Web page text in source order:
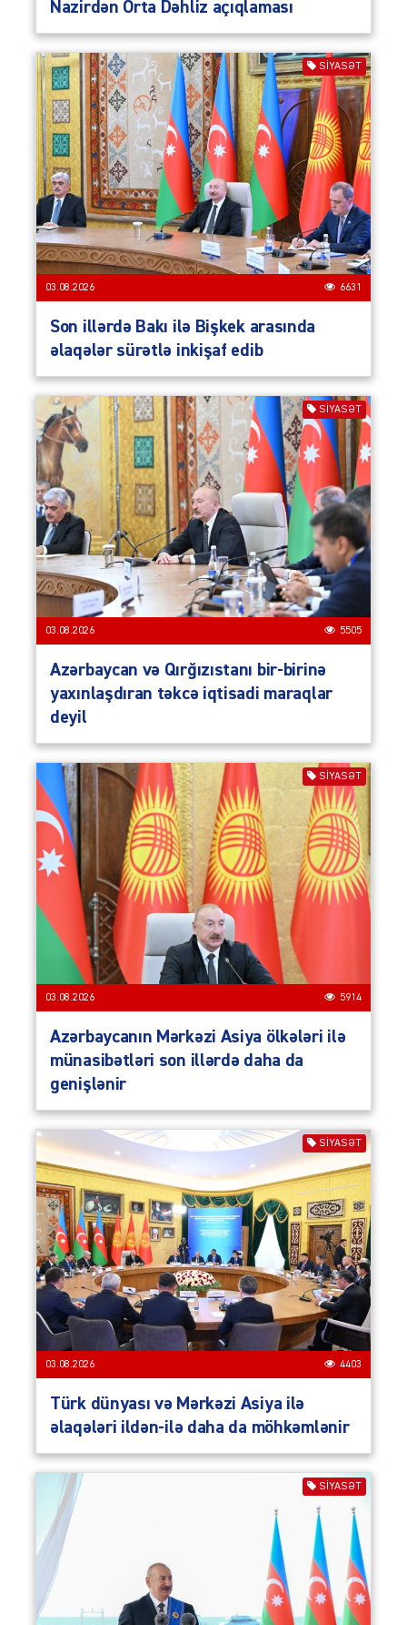
Nazirdən Orta Dəhliz açıqlaması
SIYASƏT
03.08.2026 6631
Son illərdə Bakı ilə Bişkek arasında
əlaqələr sürətlə inkişaf edib
SIYASƏT
03.08.2026 5505
Azərbaycan və Qırğızıstanı bir-birinə
yaxınlaşdıran təkcə iqtisadi maraqlar
deyil
SIYASƏT
03.08.2026 5914
Azərbaycanın Mərkəzi Asiya ölkələri ilə
münasibətləri son illərdə daha da
genişlənir
SIYASƏT
03.08.2026 4403
Türk dünyası və Mərkəzi Asiya ilə
əlaqələri ildən-ilə daha da möhkəmlənir
SIYASƏT